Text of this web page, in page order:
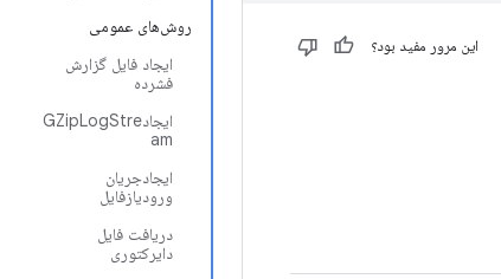
روش‌های عمومی
ایجاد فایل گزارش
فشرده
ایجادGZipLogStre
am
ایجادجریان
ورودیازفایل
دریافت فایل
دایرکتوری
این مرور مفید بود؟